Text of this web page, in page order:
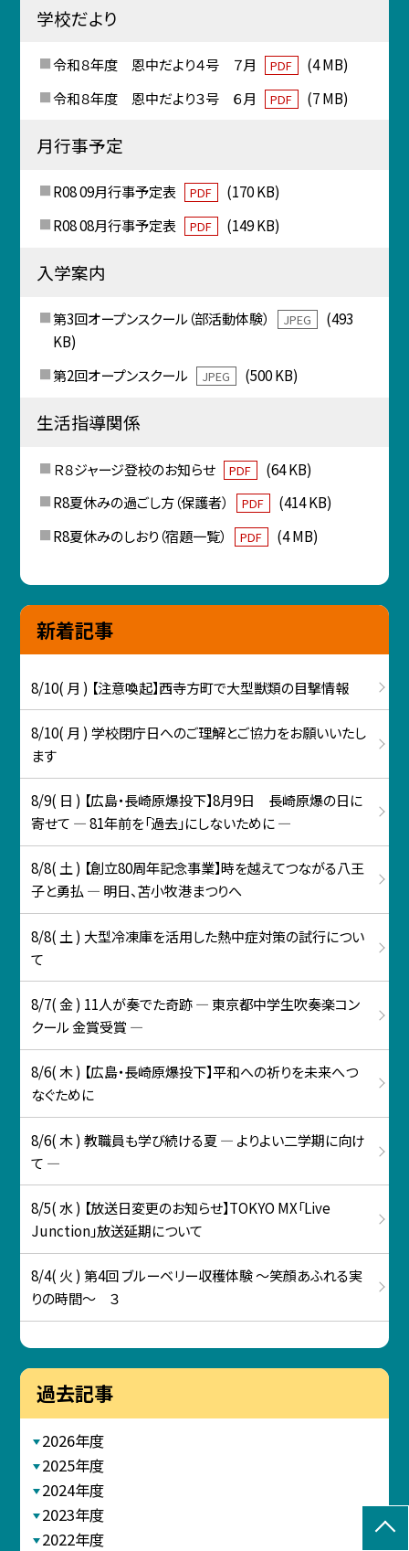
学校だより
令和８年度 恩中だより４号 ７月 PDF
(4 MB)
令和８年度 恩中だより３号 ６月
PDF (7 MB)
月行事予定
R08 09月行事予定表 PDF
(170 KB)
R08 08月行事予定表
PDF (149 KB)
入学案内
第3回オープンスクール（部活動体験） JPEG
(493
KB)
第2回オープンスクール
JPEG (500 KB)
生活指導関係
Ｒ８ジャージ登校のお知らせ PDF
(64 KB)
R8夏休みの過ごし方（保護者）
PDF
(414 KB)
R8夏休みのしおり（宿題一覧）
PDF (4 MB)
新着記事
8/10( 月 ) 【注意喚起】西寺方町で大型獣類の目撃情報
8/10( 月 ) 学校閉庁日へのご理解とご協力をお願いいたし
ます
8/9( 日 ) 【広島・長崎原爆投下】8月9日 長崎原爆の日に
寄せて ― 81年前を「過去」にしないために ―
8/8( 土 ) 【創立80周年記念事業】時を越えてつながる八王
子と勇払 ― 明日、苫小牧港まつりへ
8/8( 土 ) 大型冷凍庫を活用した熱中症対策の試行につい
て
8/7( 金 ) 11人が奏でた奇跡 ― 東京都中学生吹奏楽コン
クール 金賞受賞 ―
8/6( 木 ) 【広島・長崎原爆投下】平和への祈りを未来へつ
なぐために
8/6( 木 ) 教職員も学び続ける夏 ― よりよい二学期に向け
て ―
8/5( 水 ) 【放送日変更のお知らせ】TOKYO MX「Live
Junction」放送延期について
8/4( 火 ) 第4回 ブルーベリー収穫体験 ～笑顔あふれる実
りの時間～ ３
過去記事
2026年度
2025年度
2024年度
2023年度
2022年度